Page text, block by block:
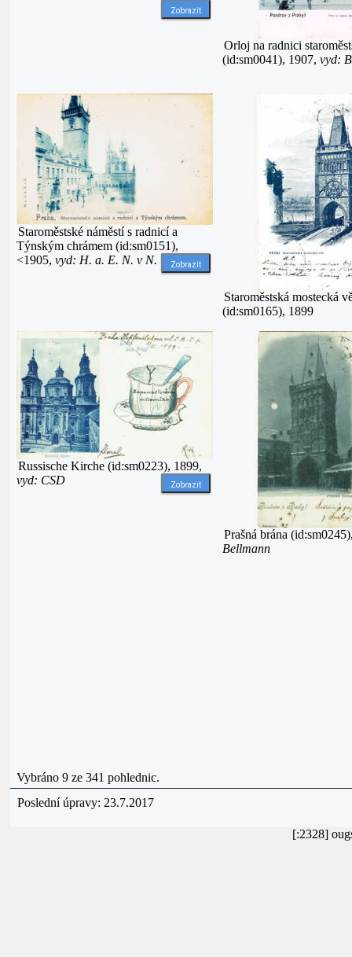
Zobrazit
Orloj na radnici
(id:sm0041), 1907, vyd:
Staroměstské náměstí s radnicí a
Týnským chrámem (id:sm0151),
<1905, vyd: H. a. E. N. v N. Zobrazit
Staroměstská mostecká
(id:sm0165), 1899
Russische Kirche (id:sm0223), 1899,
vyd: CSD
Zobrazit
Prašná brána
Bellmann
Vybráno 9 ze 341 pohlednic.
Poslední úpravy: 23.7.2017
[:2328]